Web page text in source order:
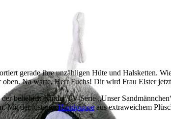
gerade ihre unzähligen Hüte und Halsketten.
Na warte, Herr Fuchs! Dir wird Frau Elster
beliebten Kinder TV-Serie „Unser
Mit der lustigenHandpuppeaus extraweichem